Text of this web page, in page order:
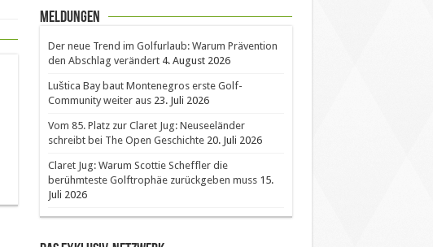
Meldungen
Der neue Trend im Golfurlaub: Warum Prävention
den Abschlag verändert 4. August 2026
Luštica Bay baut Montenegros erste Golf-
Community weiter aus 23. Juli 2026
Vom 85. Platz zur Claret Jug: Neuseeländer
schreibt bei The Open Geschichte 20. Juli 2026
Claret Jug: Warum Scottie Scheffler die
berühmteste Golftrophäe zurückgeben muss 15.
Juli 2026